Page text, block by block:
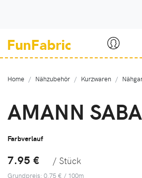
Home Nähzubehör Kurzwaren
AMANN
Farbverlauf
7.95 € / Stück
Grundpreis: 0.75 € / 100m